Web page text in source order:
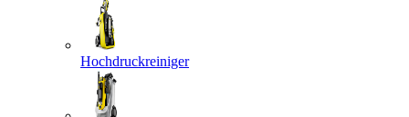
Hochdruckreiniger